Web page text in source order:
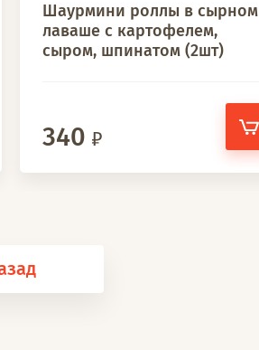
Шаурмини роллы в сырном
лаваше с картофелем,
сыром, шпинатом (2шт)
340